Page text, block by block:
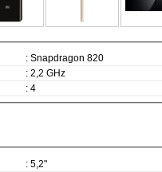
: Snapdragon 820
: 2,2 GHz
: 4
: 5,2"